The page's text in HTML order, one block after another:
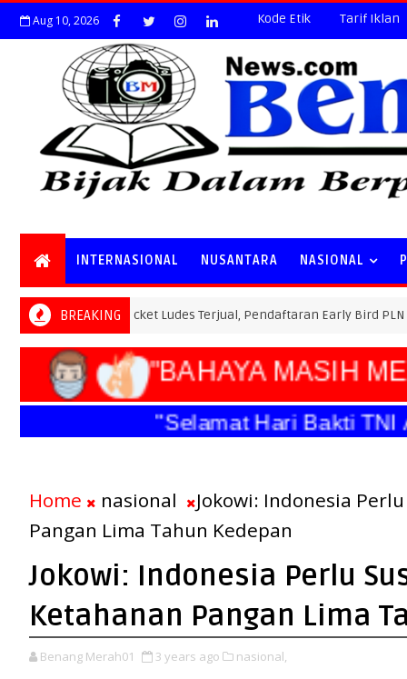
Aug 10, 2026 Kode Etik Tarif Iklan
INTERNASIONAL NUSANTARA NASIONAL
BREAKING
Special Ticket Ludes Terjual, Pendaftaran Early Bird PLN Electric
"BAHAYA MASIH
"Selamat Hari Bakti
Home nasional
Jokowi: Indonesia
Pangan Lima Tahun Kedepan
Jokowi: Indonesia Perlu
Ketahanan Pangan Lima
Benang Merah01 3 years ago nasional,